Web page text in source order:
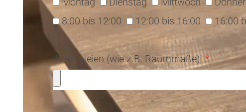
8:00 bis 12:00
12:00 bis 16:00 16:00
Ihre Dateien (wie z.B. Raummaße)